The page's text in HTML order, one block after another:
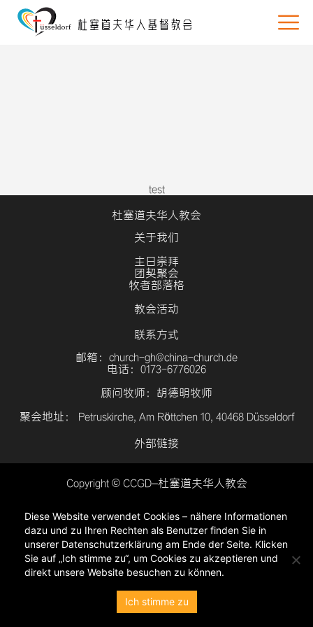
test
杜塞道夫华人教会
关于我们
主日崇拜
团契聚会
牧者部落格
教会活动
联系方式
邮箱：church-gh@china-church.de
电话：0173-6776026
顾问牧师：胡德明牧师
聚会地址： Petruskirche, Am Röttchen 10, 40468 Düsseldorf
外部链接
Copyright © CCGD–杜塞道夫华人教会
隐私政策
Diese Website verwendet Cookies – nähere Informationen
dazu und zu Ihren Rechten als Benutzer finden Sie in
unserer Datenschutzerklärung am Ende der Seite. Klicken
Sie auf „Ich stimme zu“, um Cookies zu akzeptieren und
direkt unsere Website besuchen zu können.
Ich stimme zu